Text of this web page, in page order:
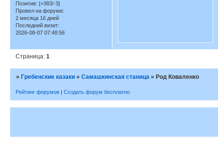
Позитив: [+383/-3]
Провел на форуме:
2 месяца 16 дней
Последний визит:
2026-08-07 07:48:56
Страница:1
» Гребенские казаки »Самашкинская станица » Род Коваленко
Рейтинг форумов Создать форум бесплатно